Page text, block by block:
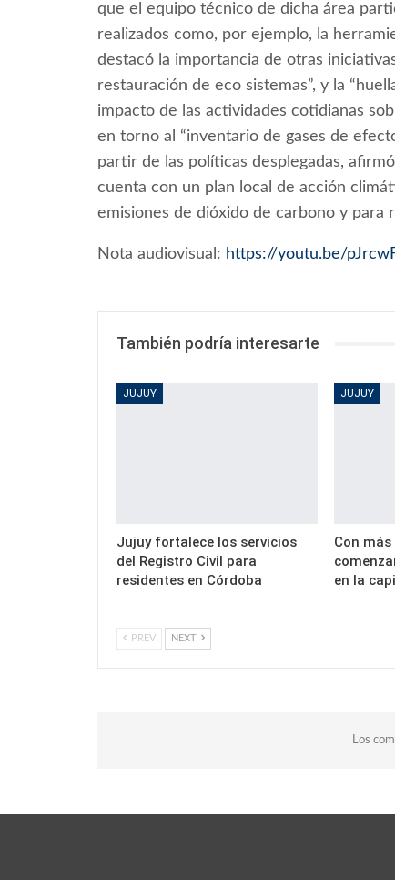
que el equipo técnico de dicha área
realizados como, por ejemplo, la
destacó la importancia de otras
restauración de eco sistemas”, y la
impacto de las actividades cotidianas
en torno al “inventario de gases de
partir de las políticas desplegadas,
cuenta con un plan local de acción
emisiones de dióxido de carbono y para
Nota audiovisual: https://youtu.be/
También podría interesarte
JUJUY
Jujuy fortalece los servicios
del Registro Civil para
residentes en Córdoba
JUJUY
Con
en la
PREV NEXT
Los